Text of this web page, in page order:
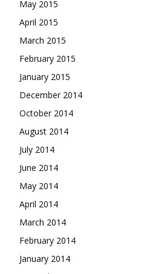
May 2015
April 2015
March 2015
February 2015
January 2015
December 2014
October 2014
August 2014
July 2014
June 2014
May 2014
April 2014
March 2014
February 2014
January 2014